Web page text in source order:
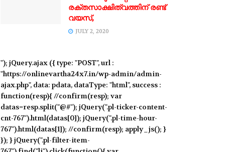
രക്തസാക്ഷിത്വത്തിന് രണ്ട്
വയസ്,
JULY 2, 2020
"); jQuery.ajax ({ type: "POST", url :
"https://onlinevartha24x7.in/wp-admin/admin-
ajax.php", data: pdata, dataType: "html", success :
function(resp){ //confirm(resp); var
datas=resp.split("@#"); jQuery(".pl-ticker-content-
cnt-767").html(datas[0]); jQuery(".pl-time-hour-
767").html(datas[1]); //confirm(resp); apply_js(); }
}); } jQuery(".pl-filter-item-